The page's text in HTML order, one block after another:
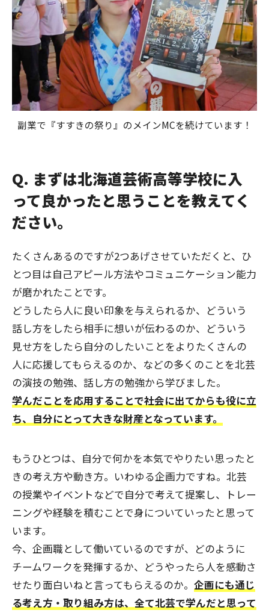
副業で『すすきの祭り』のメインMCを続けています！
Q. まずは北海道芸術高等学校に入
って良かったと思うことを教えてく
ださい。
たくさんあるのですが2つあげさせていただくと、ひ
とつ目は自己アピール方法やコミュニケーション能力
が磨かれたことです。
どうしたら人に良い印象を与えられるか、どういう
話し方をしたら相手に想いが伝わるのか、どういう
見せ方をしたら自分のしたいことをよりたくさんの
人に応援してもらえるのか、などの多くのことを北芸
の演技の勉強、話し方の勉強から学びました。
学んだことを応用することで社会に出てからも役に立
ち、自分にとって大きな財産となっています。
もうひとつは、自分で何かを本気でやりたい思ったと
きの考え方や動き方。いわゆる企画力ですね。北芸
の授業やイベントなどで自分で考えて提案し、トレー
ニングや経験を積むことで身についていったと思って
います。
今、企画職として働いているのですが、どのように
チームワークを発揮するか、どうやったら人を感動さ
せたり面白いねと言ってもらえるのか。企画にも通じ
る考え方・取り組み方は、全て北芸で学んだと思って